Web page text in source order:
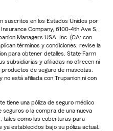
suscritos en los Estados Unidos por
Company, 6100-4th Ave S,
Managers USA, Inc. (CA: con
términos y condiciones, revise la
para obtener detalles. State Farm
subsidiarias y afiliadas no ofrecen ni
de seguro de mascotas.
está afiliada con Trupanion ni con
tiene una póliza de seguro médico
o la compra de una nueva
tales como las coberturas para
establecidos bajo su póliza actual.